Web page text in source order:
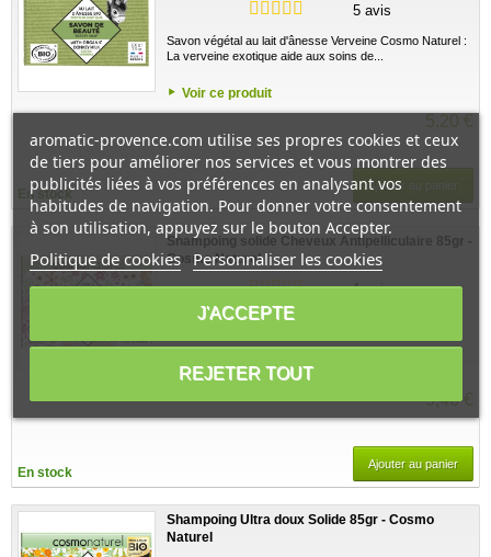
5 avis
Savon végétal au lait d'ânesse Verveine Cosmo Naturel :
La verveine exotique aide aux soins de...
Voir ce produit
5,20 €
En stock
Ajouter au panier
Shampoing solide Cheveux Antipelliculaire 85gr -
Cosmo Naturel
1 avis
Le Shampoing solide Cheveux Antipelliculaire 85gr -
Voir ce produit
9,46 €
En stock
Ajouter au panier
Shampoing Ultra doux Solide 85gr - Cosmo
Naturel
aromatic-provence.com utilise ses propres cookies et ceux
de tiers pour améliorer nos services et vous montrer des
publicités liées à vos préférences en analysant vos
habitudes de navigation. Pour donner votre consentement
à son utilisation, appuyez sur le bouton Accepter.
Politique de cookies Personnaliser les cookies
REJETER TOUT
J'ACCEPTE